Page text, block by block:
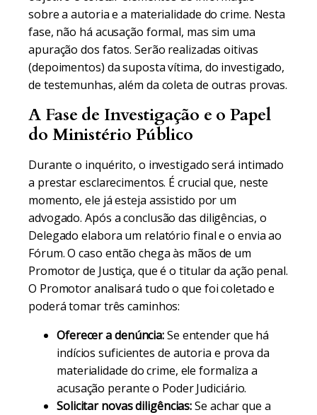
sobre a autoria e a materialidade do crime. Nesta
fase, não há acusação formal, mas sim uma
apuração dos fatos. Serão realizadas oitivas
(depoimentos) da suposta vítima, do investigado,
de testemunhas, além da coleta de outras provas.
A Fase de Investigação e o Papel
do Ministério Público
Durante o inquérito, o investigado será intimado
a prestar esclarecimentos. É crucial que, neste
momento, ele já esteja assistido por um
advogado. Após a conclusão das diligências, o
Delegado elabora um relatório final e o envia ao
Fórum. O caso então chega às mãos de um
Promotor de Justiça, que é o titular da ação penal.
O Promotor analisará tudo o que foi coletado e
poderá tomar três caminhos:
Oferecer a denúncia:Se entender que há
indícios suficientes de autoria e prova da
materialidade do crime, ele formaliza a
acusação perante o Poder Judiciário.
Solicitar novas diligências:Se achar que a